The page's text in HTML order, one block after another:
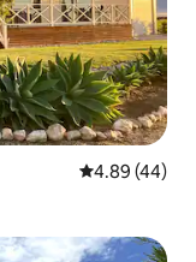
Calificación
4.89 (44)